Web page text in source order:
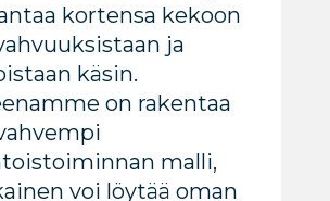
kortensa kekoon
ja
käsin.
on rakentaa
malli,
voi löytää oman